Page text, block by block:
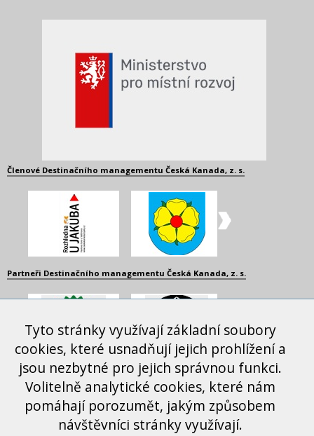
Členové Destinačního managementu Česká Kanada, z. s.
Partneři Destinačního managementu Česká Kanada, z. s.
Další spolupracující organizace
Tyto stránky využívají základní soubory
cookies, které usnadňují jejich prohlížení a
jsou nezbytné pro jejich správnou funkci.
Volitelně analytické cookies, které nám
pomáhají porozumět, jakým způsobem
návštěvníci stránky využívají.